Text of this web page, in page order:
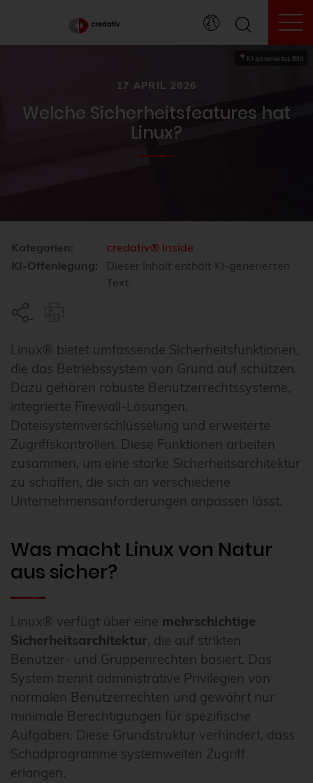
KI-generiertes Bild
17 APRIL 2026
Welche Sicherheitsfeatures hat
Linux?
Kategorien:
credativ® Inside
KI-Offenlegung:
Dieser Inhalt enthält KI-generierten
Text.
Linux® bietet umfassende Sicherheitsfunktionen,
die das Betriebssystem von Grund auf schützen.
Dazu gehören robuste Benutzerrechtssysteme,
integrierte Firewall-Lösungen,
Dateisystemverschlüsselung und erweiterte
Zugriffskontrollen. Diese Funktionen arbeiten
zusammen, um eine starke Sicherheitsarchitektur
zu schaffen, die sich an verschiedene
Unternehmensanforderungen anpassen lässt.
Was macht Linux von Natur
aus sicher?
Linux® verfügt über eine mehrschichtige
Sicherheitsarchitektur, die auf strikten
Benutzer- und Gruppenrechten basiert. Das
System trennt administrative Privilegien von
normalen Benutzerrechten und gewährt nur
minimale Berechtigungen für spezifische
Aufgaben. Diese Grundstruktur verhindert, dass
Schadprogramme systemweiten Zugriff
erlangen.